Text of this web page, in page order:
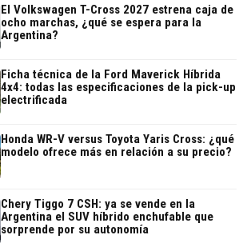
El Volkswagen T-Cross 2027 estrena caja de
ocho marchas, ¿qué se espera para la
Argentina?
Ficha técnica de la Ford Maverick Híbrida
4x4: todas las especificaciones de la pick-up
electrificada
Honda WR-V versus Toyota Yaris Cross: ¿qué
modelo ofrece más en relación a su precio?
Chery Tiggo 7 CSH: ya se vende en la
Argentina el SUV híbrido enchufable que
sorprende por su autonomía